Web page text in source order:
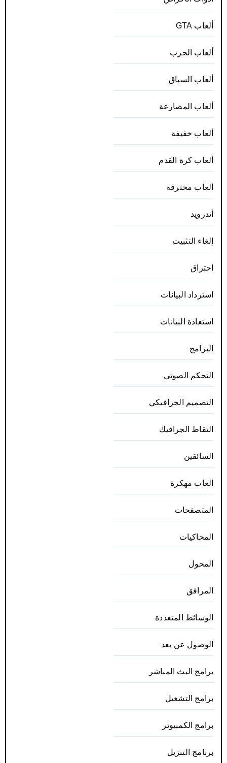
ألعاب GTA
ألعاب الحرب
ألعاب السباق
ألعاب المصارعة
ألعاب خفيفة
ألعاب كرة القدم
ألعاب مخترقة
أندرويد
إلغاء التثبيت
احتراق
استرداد البيانات
استعادة البيانات
البرامج
التحكم الصوتي
التصميم الجرافيكي
التقاط الجرافيك
السائقين
العاب مهكرة
المتصفحات
المحاكيات
المحول
المرافق
الوسائط المتعددة
الوصول عن بعد
برامج البث المباشر
برامج التشغيل
برامج الكمبيوتر
برنامج التنزيل